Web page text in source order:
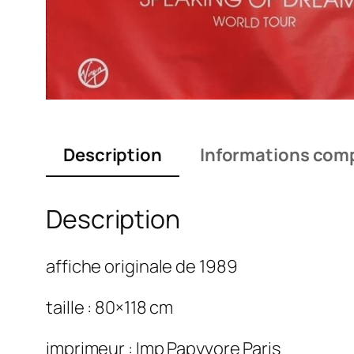
Description Informations
Description
affiche originale de 1989
taille : 80×118 cm
imprimeur : Imp Papyvore Paris